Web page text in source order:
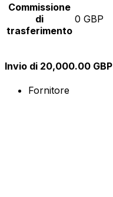
Commissione
di
trasferimento
0 GBP
Invio di 20,000.00 GBP
Fornitore